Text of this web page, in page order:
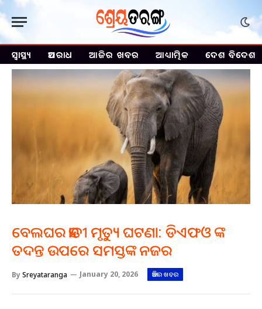
ସ୍ୱାସ୍ଥ୍ୟ ଅପରାଧ ଆଜିର ଖବର ଆଧ୍ୟାତ୍ମିକ ଦେଶ ବିଦେଶ
ବେଲଘର ହାତୀ ମୃତ୍ୟୁ ଘଟଣା: ଡିଏଫଓ ଙ୍କ
ତଦନ୍ତ ଉପରେ ସମସ୍ତଙ୍କ ନଜର
BySreyataranga January 20, 2026 ଆଜିର ଖବର